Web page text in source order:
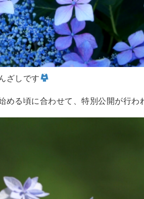
ざしです
る頃に合わせて、特別公開が行わ